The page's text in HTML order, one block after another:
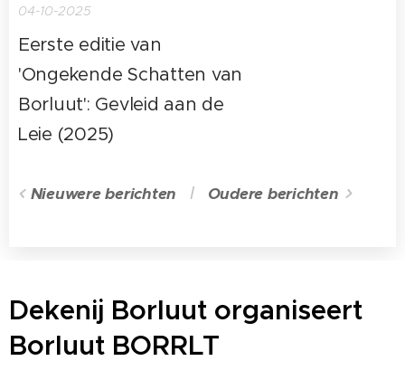
04-10-2025
Eerste editie van
'Ongekende Schatten van
Borluut': Gevleid aan de
Leie (2025)
Nieuwere berichten Oudere berichten
Dekenij Borluut organiseert
Borluut BORRLT